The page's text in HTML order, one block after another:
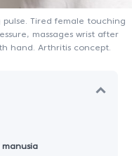
Tired female touching
massages wrist after
hand. Arthritis concept.